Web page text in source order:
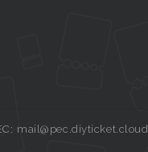
mail@pec.diyticket.cloud